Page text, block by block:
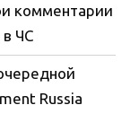
комментарии
в ЧС
Russia